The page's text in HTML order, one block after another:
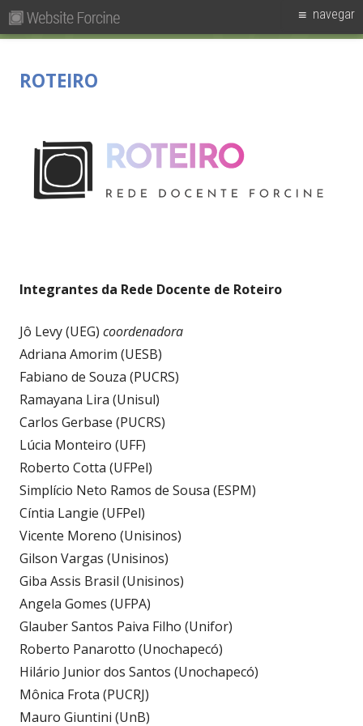
Primary
navegar
Pesquisar
por:
ROTEIRO
Integrantes da Rede Docente de Roteiro
Jô Levy (UEG) coordenadora
Adriana Amorim (UESB)
Fabiano de Souza (PUCRS)
Ramayana Lira (Unisul)
Carlos Gerbase (PUCRS)
Lúcia Monteiro (UFF)
Roberto Cotta (UFPel)
Simplício Neto Ramos de Sousa (ESPM)
Cíntia Langie (UFPel)
Vicente Moreno (Unisinos)
Gilson Vargas (Unisinos)
Giba Assis Brasil (Unisinos)
Angela Gomes (UFPA)
Glauber Santos Paiva Filho (Unifor)
Roberto Panarotto (Unochapecó)
Hilário Junior dos Santos (Unochapecó)
Mônica Frota (PUCRJ)
Mauro Giuntini (UnB)